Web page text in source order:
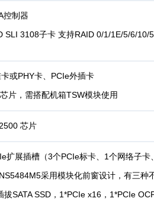
控制器
SLI 3108子卡 支持RAID 0/1/1E/5/6/10/
或PHY卡、PCIe外插卡
片，需搭配机箱TSW模块使用
芯片
扩展插槽（3个PCIe标卡、1个网络子卡
采用模块化前窗设计，有三种
拔SATA SSD，1*PCIe x16，1*PCIe